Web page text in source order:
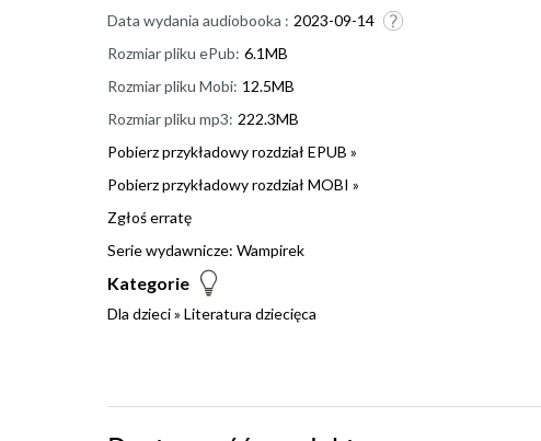
Data wydania audiobooka : 2023-09-14
Rozmiar pliku ePub: 6.1MB
Rozmiar pliku Mobi: 12.5MB
Rozmiar pliku mp3: 222.3MB
Pobierz przykładowy rozdział EPUB »
Pobierz przykładowy rozdział MOBI »
Zgłoś erratę
Serie wydawnicze: Wampirek
Kategorie
Dla dzieci» Literatura dziecięca